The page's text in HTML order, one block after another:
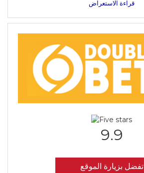
قراءة الاستعراض
9.9
تفضل بزيارة الموقع